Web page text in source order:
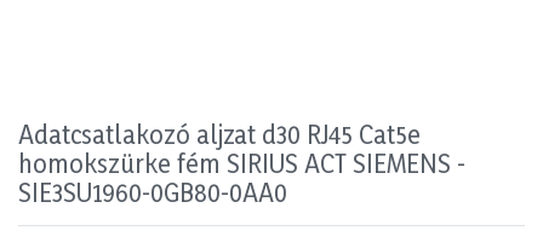
Adatcsatlakozó aljzat d30 RJ45 Cat5e
homokszürke fém SIRIUS ACT SIEMENS -
SIE3SU1960-0GB80-0AA0